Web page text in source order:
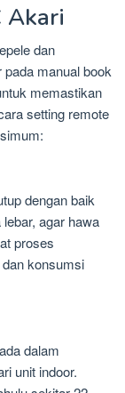
Akari
dan
manual book
memastikan
setting remote
dengan baik
agar hawa
proses
konsumsi
dalam
unit indoor.